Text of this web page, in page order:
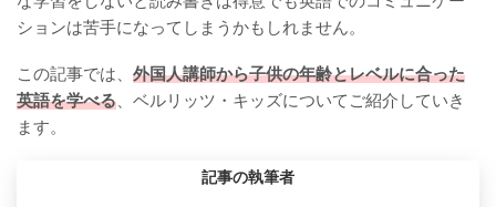
ションは苦手になってしまうかもしれません。
この記事では、 外国人講師から子供の年齢とレベルに合った
英語を学べる 、ベルリッツ・キッズについてご紹介していき
ます。
記事の執筆者